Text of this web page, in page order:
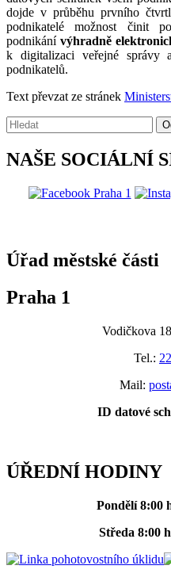
dojde v průběhu prvního
podnikatelé možnost činit
podnikánívýhradně
k digitalizaci veřejné správy
podnikatelů.
Text převzat ze stránek
Vyhledávání:
NAŠE SOCIÁLNÍ
Úřad městské části
Praha 1
Vodičkova
Tel.:
Mail:
ID datové
ÚŘEDNÍ HODINY
Pondělí 8:00
Středa 8:00